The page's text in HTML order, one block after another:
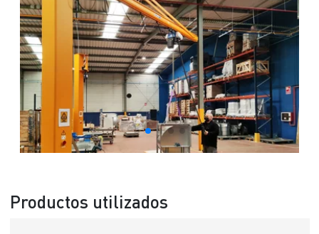
Productos utilizados